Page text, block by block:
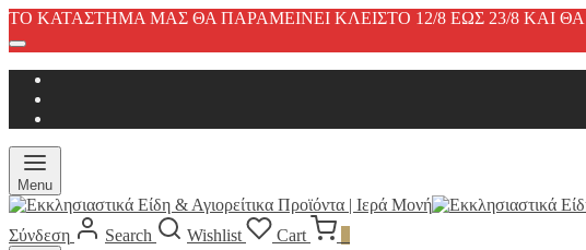
ΤΟ ΚΑΤΑΣΤΗΜΑ ΜΑΣ ΘΑ ΠΑΡΑΜΕΙΝΕΙ ΚΛΕΙΣΤΟ 12/8 ΕΩΣ 23/8 ΚΑΙ
Menu
Σύνδεση Search Wishlist Cart